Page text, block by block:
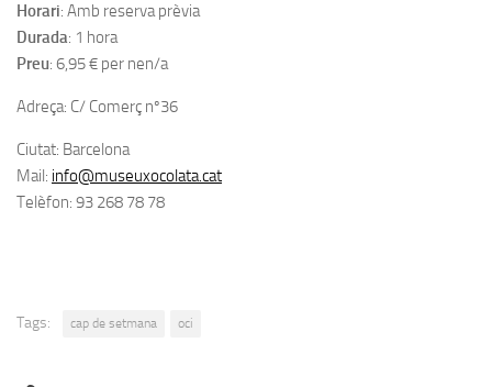
Horari: Amb reserva prèvia
Durada: 1 hora
Preu: 6,95 € per nen/a
Adreça: C/ Comerç nº36
Ciutat: Barcelona
Mail: info@museuxocolata.cat
Telèfon: 93 268 78 78
Tags: cap de setmana oci